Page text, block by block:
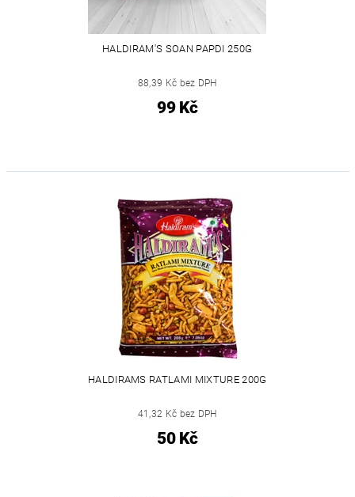
HALDIRAM'S SOAN PAPDI 250G
88,39 Kč bez DPH
99 Kč
HALDIRAMS RATLAMI MIXTURE 200G
41,32 Kč bez DPH
50 Kč